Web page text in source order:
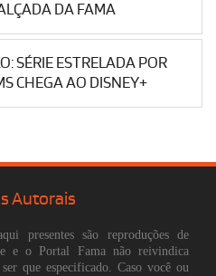
DA FAMA
SÉRIE ESTRELADA POR
CHEGA AO DISNEY+
Autorais
presentes são reproduções de
e o Portal Fama não reivindica
que especificado. Caso você ou